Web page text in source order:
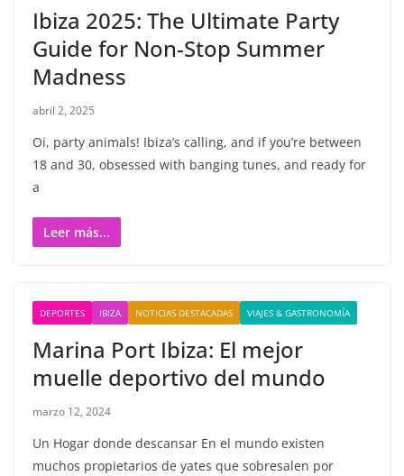
Ibiza 2025: The Ultimate Party
Guide for Non-Stop Summer
Madness
abril 2, 2025
Oi, party animals! Ibiza’s calling, and if you’re between
18 and 30, obsessed with banging tunes, and ready for
a
Leer más...
DEPORTES IBIZA NOTICIAS DESTACADAS VIAJES & GASTRONOMÍA
Marina Port Ibiza: El mejor
muelle deportivo del mundo
marzo 12, 2024
Un Hogar donde descansar En el mundo existen
muchos propietarios de yates que sobresalen por